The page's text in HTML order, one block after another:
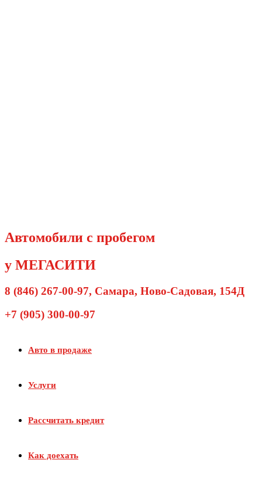
Автомобили с пробегом
у МЕГАСИТИ
8 (846) 267-00-97, Самара, Ново-Садовая, 154Д
+7 (905) 300-00-97
Авто в продаже
Услуги
Рассчитать кредит
Как доехать